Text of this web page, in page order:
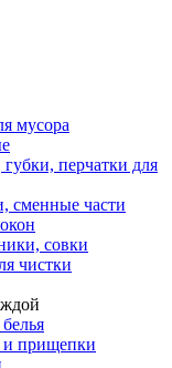
мусора
перчатки для
сменные части
совки
чистки
и прищепки